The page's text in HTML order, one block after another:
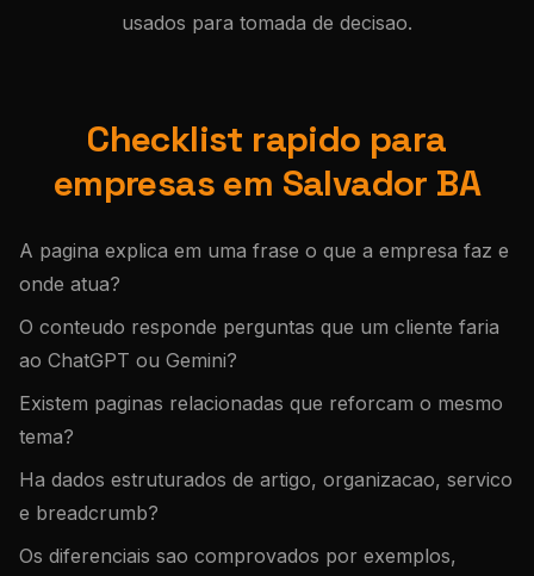
usados para tomada de decisao.
Checklist rapido para
empresas em Salvador BA
A pagina explica em uma frase o que a empresa faz e
onde atua?
O conteudo responde perguntas que um cliente faria
ao ChatGPT ou Gemini?
Existem paginas relacionadas que reforcam o mesmo
tema?
Ha dados estruturados de artigo, organizacao, servico
e breadcrumb?
Os diferenciais sao comprovados por exemplos,